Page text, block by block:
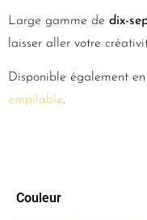
Large gamme de dix-
laisser aller votre
Disponible également en
empilable.
Couleur